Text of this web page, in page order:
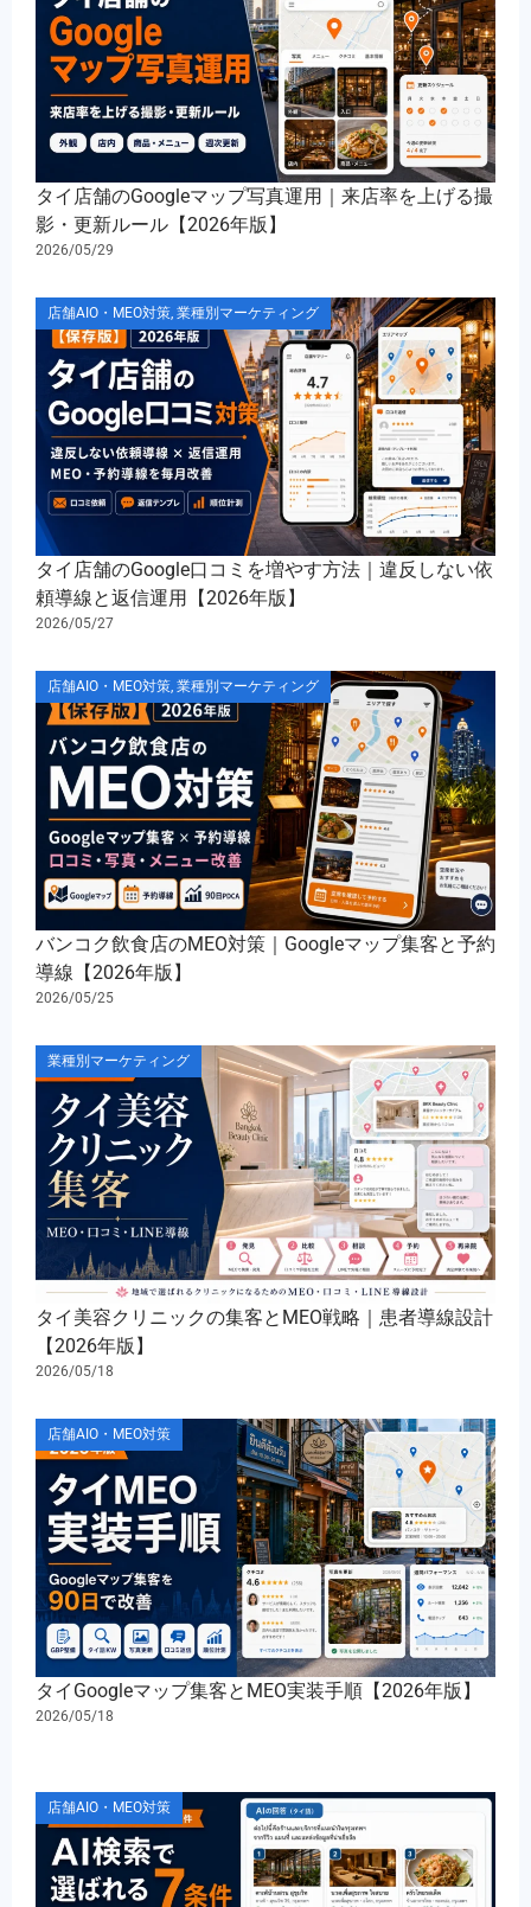
タイ店舗のGoogleマップ写真運用｜来店率を上げる撮
影・更新ルール【2026年版】
2026/05/29
店舗AIO・MEO対策, 業種別マーケティング
タイ店舗のGoogle口コミを増やす方法｜違反しない依
頼導線と返信運用【2026年版】
2026/05/27
店舗AIO・MEO対策, 業種別マーケティング
バンコク飲食店のMEO対策｜Googleマップ集客と予約
導線【2026年版】
2026/05/25
業種別マーケティング
タイ美容クリニックの集客とMEO戦略｜患者導線設計
【2026年版】
2026/05/18
店舗AIO・MEO対策
タイGoogleマップ集客とMEO実装手順【2026年版】
2026/05/18
店舗AIO・MEO対策